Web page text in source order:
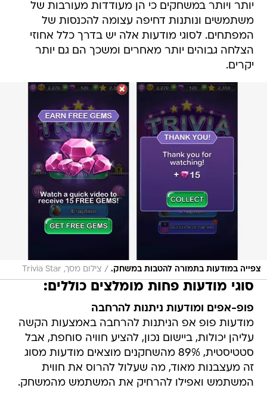
יותר ויותר במשחקים כי הן מעודדות מעורבות של
משתמשים ונותנות דחיפה עצומה להכנסות של
המפתחים. לסוגי מודעות אלה יש בדרך כלל אחוזי
הצלחה גבוהים יותר מאחרים ומשכך הם גם יותר
יקרים.
צפייה במודעות בתמורה להטבות במשחק. / צילום מסך, Trivia Star
סוגי מודעות פחות מומלצים כוללים:
פופ-אפים ומודעות ניתנות להרחבה
מודעות פופ אפ הניתנות להרחבה באמצעות הקשה
עליהן יכולות, ביישום נכון, להציע חוויה סוחפת, אבל
סטטיסטית, 89% מהשחקנים מוצאים מודעות מסוג
זה מעצבנות מאוד, מה שעלול להרוס את חווית
המשתמש ואפילו להרחיק את המשתמש מהמשחק.